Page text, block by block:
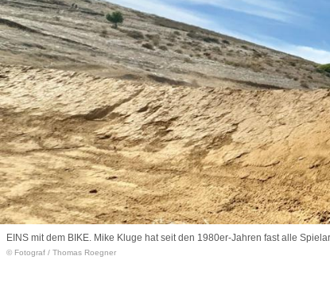
EINS mit dem BIKE. Mike Kluge hat seit den 1980er-Jahren fast alle
© Fotograf / Thomas Roegner